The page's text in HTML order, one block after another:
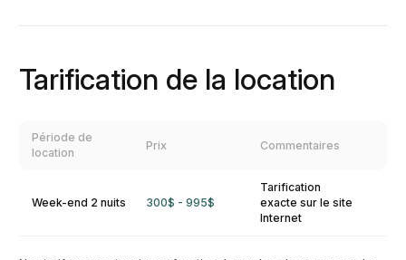
Tarification de la location
Période de
location
Prix Commentaires
Week-end 2 nuits 300$ - 995$
Tarification
exacte sur le site
Internet